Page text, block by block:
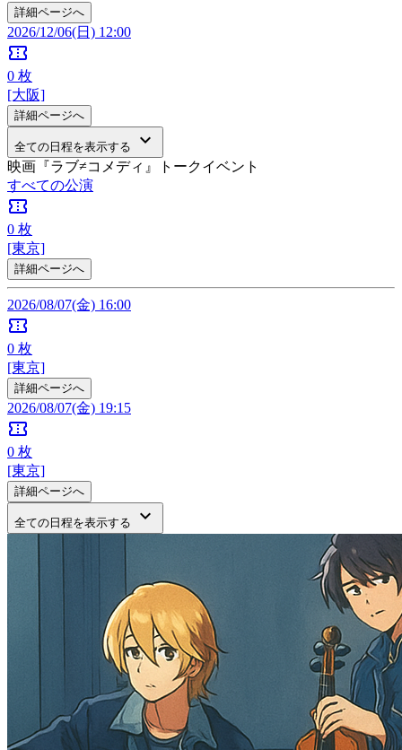
詳細ページへ
2026/12/06(日) 12:00
confirmation_number
0 枚
[大阪]
詳細ページへ
全ての日程を表示する keyboard_arrow_down
映画『ラブ≠コメディ』トークイベント
すべての公演
confirmation_number
0 枚
[東京]
詳細ページへ
2026/08/07(金) 16:00
confirmation_number
0 枚
[東京]
詳細ページへ
2026/08/07(金) 19:15
confirmation_number
0 枚
[東京]
詳細ページへ
全ての日程を表示する keyboard_arrow_down